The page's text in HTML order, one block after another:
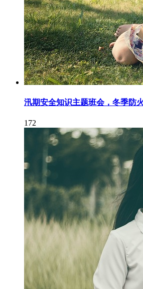
汛期安全知识主题班会，冬季防
172